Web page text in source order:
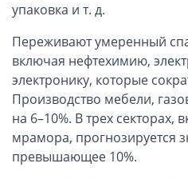
Гражданство Вануату
Гражданство Сьерра-Леоне
Европейские и резидентные
Английские партнерства LLP
упаковка и т. д.
Переживают умеренный
включая нефтехимию,
электронику, которые
Производство мебели,
на 6–10%. В трех секторах,
мрамора, прогнозируется
превышающее 10%.